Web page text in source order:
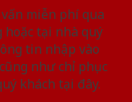
miễn phí qua
tại nhà quý
tin nhập vào
như chỉ phục
khách tại đây.